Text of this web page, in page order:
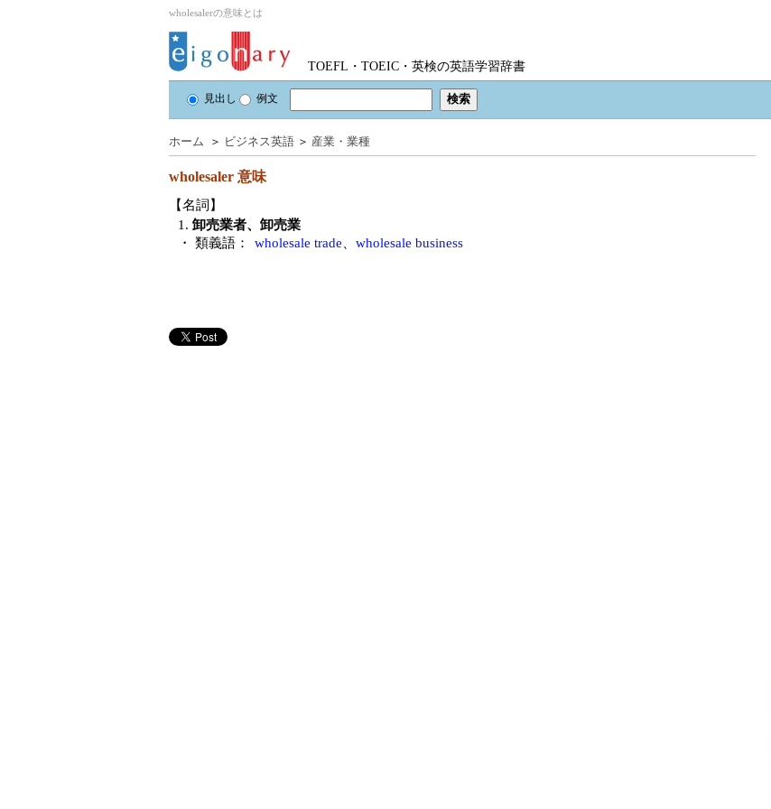
wholesalerの意味とは
TOEFL・TOEIC・英検の英語学習辞書
見出し 例文
ホーム ＞ ビジネス英語 ＞ 産業・業種
wholesaler 意味
【名詞】
1. 卸売業者、卸売業
・ 類義語：
wholesale trade wholesale business